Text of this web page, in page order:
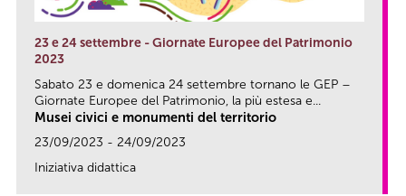
23 e 24 settembre - Giornate Europee del Patrimonio
2023
Sabato 23 e domenica 24 settembre tornano le GEP –
Giornate Europee del Patrimonio, la più estesa e...
Musei civici e monumenti del territorio
23/09/2023 - 24/09/2023
Iniziativa didattica